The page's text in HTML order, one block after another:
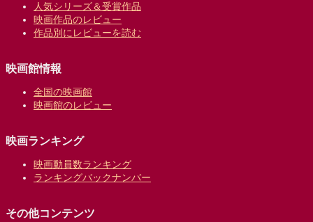
人気シリーズ＆受賞作品
映画作品のレビュー
作品別にレビューを読む
映画館情報
全国の映画館
映画館のレビュー
映画ランキング
映画動員数ランキング
ランキングバックナンバー
その他コンテンツ